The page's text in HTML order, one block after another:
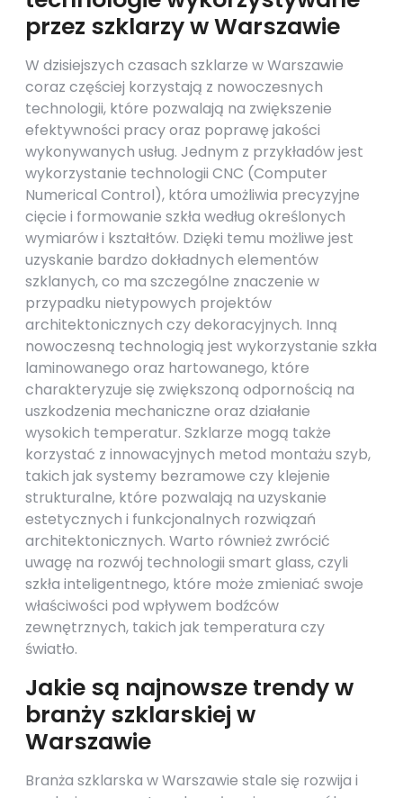
przez szklarzy w Warszawie
W dzisiejszych czasach szklarze w Warszawie
coraz częściej korzystają z nowoczesnych
technologii, które pozwalają na zwiększenie
efektywności pracy oraz poprawę jakości
wykonywanych usług. Jednym z przykładów jest
wykorzystanie technologii CNC (Computer
Numerical Control), która umożliwia precyzyjne
cięcie i formowanie szkła według określonych
wymiarów i kształtów. Dzięki temu możliwe jest
uzyskanie bardzo dokładnych elementów
szklanych, co ma szczególne znaczenie w
przypadku nietypowych projektów
architektonicznych czy dekoracyjnych. Inną
nowoczesną technologią jest wykorzystanie szkła
laminowanego oraz hartowanego, które
charakteryzuje się zwiększoną odpornością na
uszkodzenia mechaniczne oraz działanie
wysokich temperatur. Szklarze mogą także
korzystać z innowacyjnych metod montażu szyb,
takich jak systemy bezramowe czy klejenie
strukturalne, które pozwalają na uzyskanie
estetycznych i funkcjonalnych rozwiązań
architektonicznych. Warto również zwrócić
uwagę na rozwój technologii smart glass, czyli
szkła inteligentnego, które może zmieniać swoje
właściwości pod wpływem bodźców
zewnętrznych, takich jak temperatura czy
światło.
Jakie są najnowsze trendy w
branży szklarskiej w
Warszawie
Branża szklarska w Warszawie stale się rozwija i